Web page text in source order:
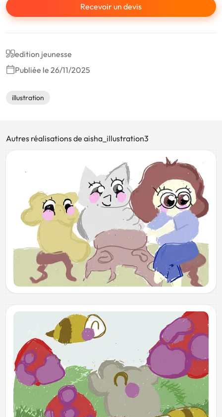
Recevoir un devis
edition jeunesse
Publiée le 26/11/2025
illustration
Autres réalisations de aisha_illustration3